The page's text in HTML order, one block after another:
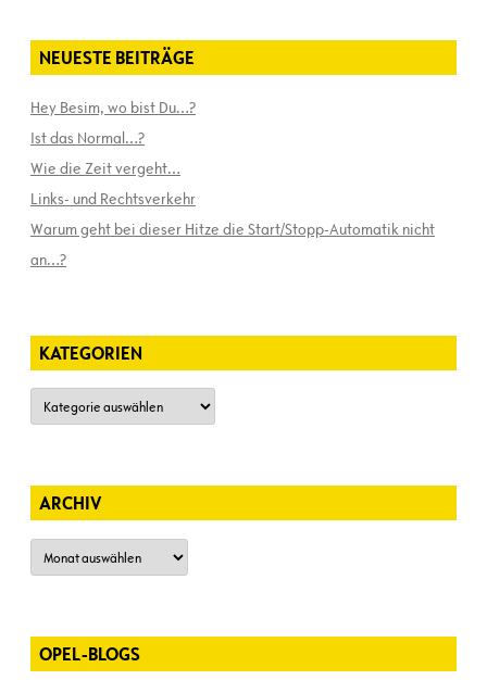
NEUESTE BEITRÄGE
Hey Besim, wo bist Du…?
Ist das Normal…?
Wie die Zeit vergeht…
Links- und Rechtsverkehr
Warum geht bei dieser Hitze die Start/Stopp-Automatik nicht
an…?
KATEGORIEN
Kategorien
ARCHIV
Archiv
OPEL-BLOGS